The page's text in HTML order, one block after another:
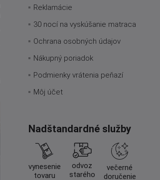
Reklamácie
30 nocí na vyskúšanie matraca
Ochrana osobných údajov
Nákupný poriadok
Podmienky vrátenia peňazí
Môj účet
Nadštandardné služby
vynesenie
tovaru
odvoz
starého
večerné
doručenie